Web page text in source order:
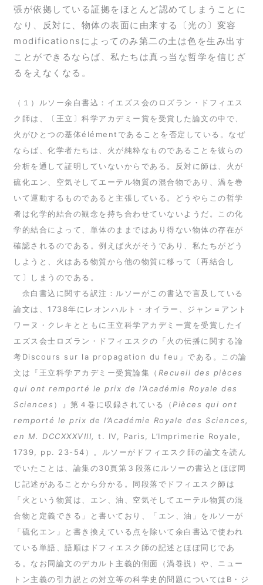
張が依拠している証拠をほとんど認めてしまうことに
なり、反対に、物体の表面に由来する〔光の〕変容
modificationsによってのみ第二の土は色を生み出す
ことができるならば、私たちは真っ当な哲学を信じざ
るをえなくなる。
（１）ルソー余白書込：イエズス会のロズラン・ドフィエス
ク師は、〔王立〕科学アカデミー賞を受賞した論文の中で、
火がひとつの基体élémentであることを否定している。なぜ
ならば、化学者たちは、火が純粋なものであることを彼らの
分析を通して証明していないからである。反対に師は、火が
硫化エン、空気そしてエーテル物質の混合物であり、渦を巻
いて運動するものであると主張している。どうやらこの哲学
者は化学的結合の観念を持ち合わせていないようだ。この化
学的結合によって、単体のままではあり得ない物体の存在が
確認されるのである。例えば火がそうであり、私たちがどう
しようと、火はある物質から他の物質に移って〔再結合し
て〕しまうのである。
余白書込に関する訳注：ルソーがこの書込で言及している
論文は、1738年にレオンハルト・オイラー、ジャン＝アント
ワーヌ・クレキとともに王立科学アカデミー賞を受賞したイ
エズス会士ロズラン・ドフィエスクの「火の伝播に関する論
考Discours sur la propagation du feu」である。この論
文は『王立科学アカデミー受賞論集（ Recueil des pièces
qui ont remporté le prix de l’Académie Royale des
Sciences ）』第４巻に収録されている（Pièces qui ont
remporté le prix de l’Académie Royale des Sciences,
en M. DCCXXXVIII, t. IV, Paris, L’Imprimerie Royale,
1739, pp. 23-54）。ルソーがドフィエスク師の論文を読ん
でいたことは、論集の30頁第３段落にルソーの書込とほぼ同
じ記述があることから分かる。同段落でドフィエスク師は
「火という物質は、エン、油、空気そしてエーテル物質の混
合物と定義できる」と書いており、「エン、油」をルソーが
「硫化エン」と書き換えている点を除いて余白書込で使われ
ている単語、語順はドフィエスク師の記述とほぼ同じであ
る。なお同論文のデカルト主義的側面（渦巻説）や、ニュー
トン主義の引力説との対立等の科学史的問題についてはB・ジ